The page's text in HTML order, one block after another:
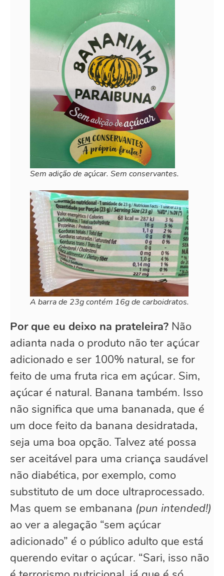
Sem adição de açúcar. Sem conservantes.
A barra de 23g contém 16g de carboidratos.
Por que eu deixo na prateleira? Não
adianta nada o produto não ter açúcar
adicionado e ser 100% natural, se for
feito de uma fruta rica em açúcar. Sim,
açúcar é natural. Banana também. Isso
não significa que uma bananada, que é
um doce feito da banana desidratada,
seja uma boa opção. Talvez até possa
ser aceitável para uma criança saudável
não diabética, por exemplo, como
substituto de um doce ultraprocessado.
Mas quem se embanana (pun intended!)
ao ver a alegação “sem açúcar
adicionado” é o público adulto que está
querendo evitar o açúcar. “Sari, isso não